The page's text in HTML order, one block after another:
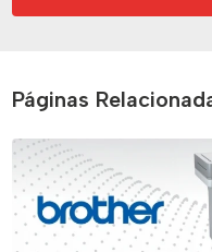
Páginas